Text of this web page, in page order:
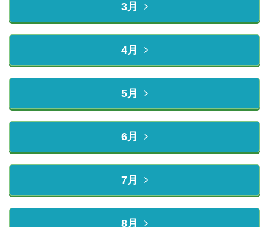
3月
4月
5月
6月
7月
8月